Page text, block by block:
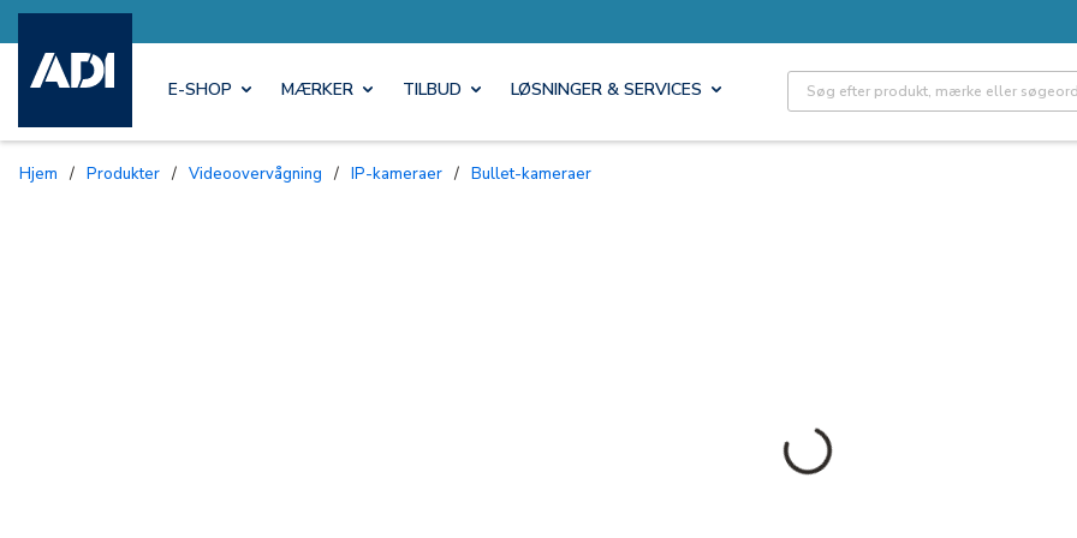
E-SHOP MÆRKER TILBUD LØSNINGER & SERVICES Site Search
Hjem / Produkter / Videoovervågning / IP-kameraer / Bullet-kameraer